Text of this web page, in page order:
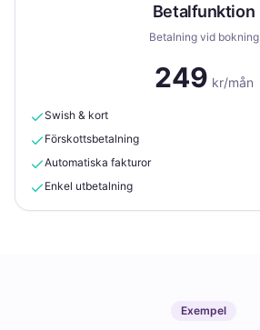
Betalfunktion
Betalning vid bokning
249 kr/mån
Swish & kort
Förskottsbetalning
Automatiska fakturor
Enkel utbetalning
Exempel